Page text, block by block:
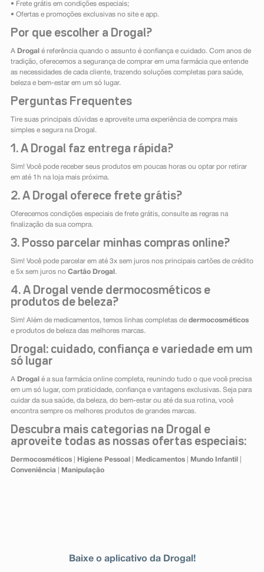
• Frete grátis em condições especiais;
• Ofertas e promoções exclusivas no site e app.
Por que escolher a Drogal?
A Drogal é referência quando o assunto é confiança e cuidado. Com anos de
tradição, oferecemos a segurança de comprar em uma farmácia que entende
as necessidades de cada cliente, trazendo soluções completas para saúde,
beleza e bem-estar em um só lugar.
Perguntas Frequentes
Tire suas principais dúvidas e aproveite uma experiência de compra mais
simples e segura na Drogal.
1. A Drogal faz entrega rápida?
Sim! Você pode receber seus produtos em poucas horas ou optar por retirar
em até 1h na loja mais próxima.
2. A Drogal oferece frete grátis?
Oferecemos condições especiais de frete grátis, consulte as regras na
finalização da sua compra.
3. Posso parcelar minhas compras online?
Sim! Você pode parcelar em até 3x sem juros nos principais cartões de crédito
e 5x sem juros no Cartão Drogal .
4. A Drogal vende dermocosméticos e
produtos de beleza?
Sim! Além de medicamentos, temos linhas completas de dermocosméticos
e produtos de beleza das melhores marcas.
Drogal: cuidado, confiança e variedade em um
só lugar
A Drogal é a sua farmácia online completa, reunindo tudo o que você precisa
em um só lugar, com praticidade, confiança e vantagens exclusivas. Seja para
cuidar da sua saúde, da beleza, do bem-estar ou até da sua rotina, você
encontra sempre os melhores produtos de grandes marcas.
Descubra mais categorias na Drogal e
aproveite todas as nossas ofertas especiais:
Dermocosméticos| Higiene Pessoal Medicamentos| Mundo Infantil
Conveniência| Manipulação
Baixe o aplicativo da Drogal!